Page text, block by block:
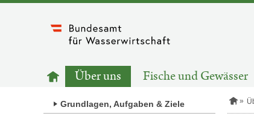
HAUPTNAVIGATION
Zur
Startseite
Über uns Fische und Gewässer
Grundlagen, Aufgaben & Ziele
S